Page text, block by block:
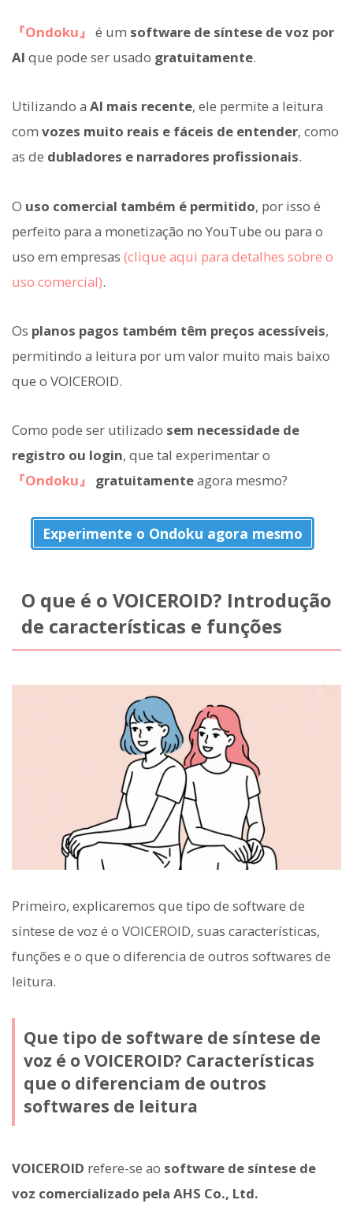
『Ondoku』 é um software de síntese de voz por
AI que pode ser usado gratuitamente.
Utilizando a AI mais recente, ele permite a leitura
com vozes muito reais e fáceis de entender, como
as de dubladores e narradores profissionais.
O uso comercial também é permitido, por isso é
perfeito para a monetização no YouTube ou para o
uso em empresas (clique aqui para detalhes sobre o
uso comercial).
Os planos pagos também têm preços acessíveis,
permitindo a leitura por um valor muito mais baixo
que o VOICEROID.
Como pode ser utilizado sem necessidade de
registro ou login, que tal experimentar o
『Ondoku』
gratuitamenteagora mesmo?
Experimente o Ondoku agora mesmo
O que é o VOICEROID? Introdução
de características e funções
Primeiro, explicaremos que tipo de software de
síntese de voz é o VOICEROID, suas características,
funções e o que o diferencia de outros softwares de
leitura.
Que tipo de software de síntese de
voz é o VOICEROID? Características
que o diferenciam de outros
softwares de leitura
VOICEROID refere-se ao software de síntese de
voz comercializado pela AHS Co., Ltd.